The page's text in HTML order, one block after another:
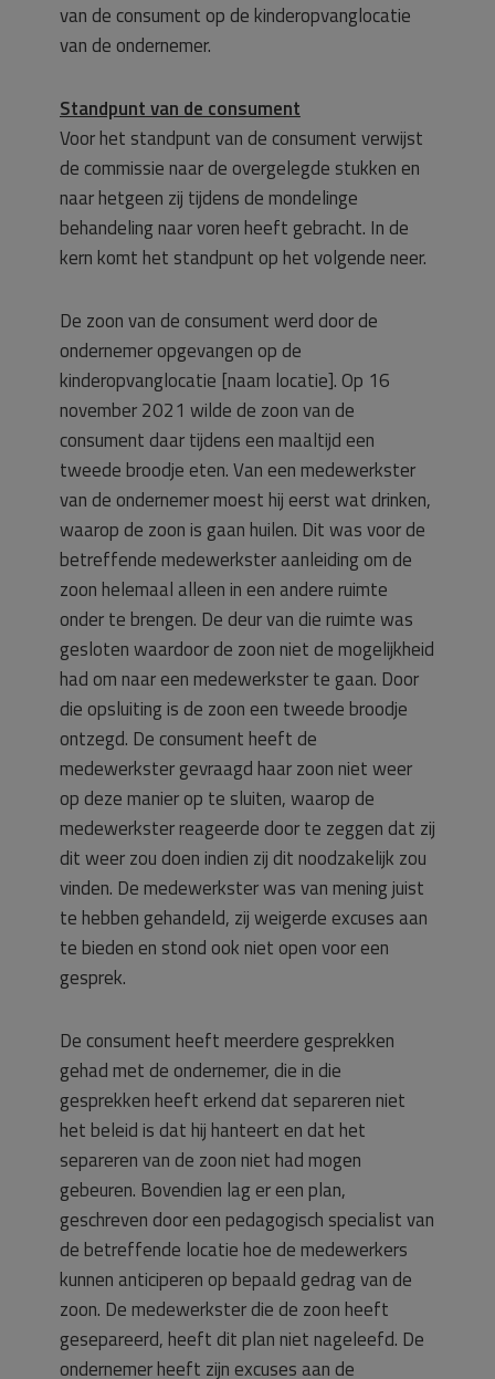
van de consument op de kinderopvanglocatie
van de ondernemer.
Standpunt van de consument
Voor het standpunt van de consument verwijst
de commissie naar de overgelegde stukken en
naar hetgeen zij tijdens de mondelinge
behandeling naar voren heeft gebracht. In de
kern komt het standpunt op het volgende neer.
De zoon van de consument werd door de
ondernemer opgevangen op de
kinderopvanglocatie [naam locatie]. Op 16
november 2021 wilde de zoon van de
consument daar tijdens een maaltijd een
tweede broodje eten. Van een medewerkster
van de ondernemer moest hij eerst wat drinken,
waarop de zoon is gaan huilen. Dit was voor de
betreffende medewerkster aanleiding om de
zoon helemaal alleen in een andere ruimte
onder te brengen. De deur van die ruimte was
gesloten waardoor de zoon niet de mogelijkheid
had om naar een medewerkster te gaan. Door
die opsluiting is de zoon een tweede broodje
ontzegd. De consument heeft de
medewerkster gevraagd haar zoon niet weer
op deze manier op te sluiten, waarop de
medewerkster reageerde door te zeggen dat zij
dit weer zou doen indien zij dit noodzakelijk zou
vinden. De medewerkster was van mening juist
te hebben gehandeld, zij weigerde excuses aan
te bieden en stond ook niet open voor een
gesprek.
De consument heeft meerdere gesprekken
gehad met de ondernemer, die in die
gesprekken heeft erkend dat separeren niet
het beleid is dat hij hanteert en dat het
separeren van de zoon niet had mogen
gebeuren. Bovendien lag er een plan,
geschreven door een pedagogisch specialist van
de betreffende locatie hoe de medewerkers
kunnen anticiperen op bepaald gedrag van de
zoon. De medewerkster die de zoon heeft
gesepareerd, heeft dit plan niet nageleefd. De
ondernemer heeft zijn excuses aan de